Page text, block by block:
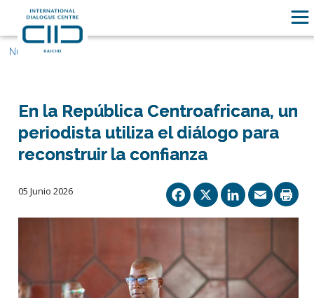
Nuestras historias
En la República Centroafricana, un
periodista utiliza el diálogo para
reconstruir la confianza
05 Junio 2026 Facebook
X